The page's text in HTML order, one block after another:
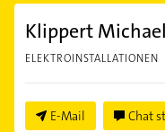
Klippert Michael
ELEKTROINSTALLATIONEN
E-Mail Chat